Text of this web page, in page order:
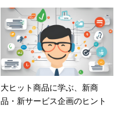
大ヒット商品に学ぶ、新商
品・新サービス企画のヒント